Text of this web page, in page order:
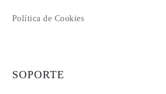
Política de Cookies
SOPORTE